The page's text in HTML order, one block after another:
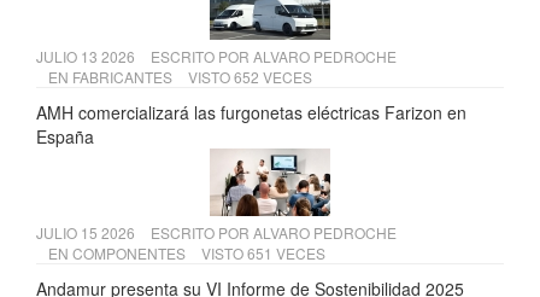
JULIO 13 2026 ESCRITO POR ALVARO PEDROCHE
EN FABRICANTES VISTO 652 VECES
AMH comercializará las furgonetas eléctricas Farizon en
España
JULIO 15 2026 ESCRITO POR ALVARO PEDROCHE
EN COMPONENTES VISTO 651 VECES
Andamur presenta su VI Informe de Sostenibilidad 2025